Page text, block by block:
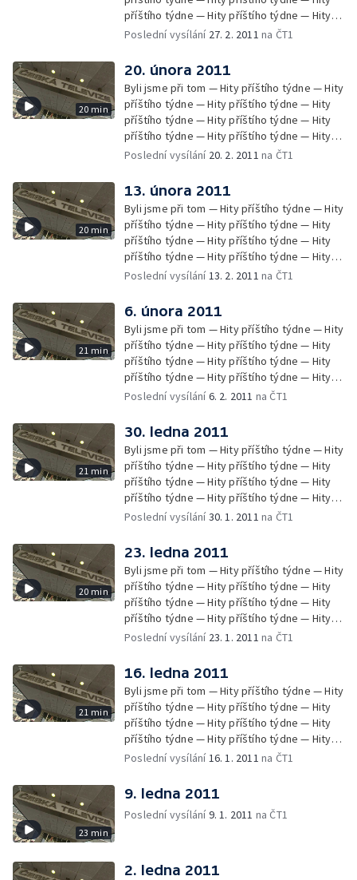
příštího týdne — Hity příštího týdne — Hity
příštího týdne — Hity příštího týdne
Poslední vysílání 27. 2. 2011 na ČT1
20 min
20. února 2011
Byli jsme při tom — Hity příštího týdne — Hity
příštího týdne — Hity příštího týdne — Hity
příštího týdne — Hity příštího týdne — Hity
příštího týdne — Hity příštího týdne — Hity
příštího týdne — Hity příštího týdne — Hity
Poslední vysílání 20. 2. 2011 na ČT1
20 min
13. února 2011
Byli jsme při tom — Hity příštího týdne — Hity
příštího týdne — Hity příštího týdne — Hity
příštího týdne — Hity příštího týdne — Hity
příštího týdne — Hity příštího týdne — Hity
příštího týdne — Hity příštího týdne — Hity
příštího týdne — Zprávy Čétéčka
Poslední vysílání13. 2. 2011 na ČT1
21 min
6. února 2011
Byli jsme při tom — Hity příštího týdne — Hity
příštího týdne — Hity příštího týdne — Hity
příštího týdne — Hity příštího týdne — Hity
příštího týdne — Hity příštího týdne — Hity
příštího týdne — Hity příštího týdne — Hity
Zprávy Čétéčka
Poslední vysílání6. 2. 2011 na ČT1
21 min
30. ledna 2011
Byli jsme při tom — Hity příštího týdne — Hity
příštího týdne — Hity příštího týdne — Hity
příštího týdne — Hity příštího týdne — Hity
příštího týdne — Hity příštího týdne — Hity
příštího týdne — Hity příštího týdne — Hity
Zprávy Čétéčka
Poslední vysílání30. 1. 2011 na ČT1
20 min
23. ledna 2011
Byli jsme při tom — Hity příštího týdne — Hity
příštího týdne — Hity příštího týdne — Hity
příštího týdne — Hity příštího týdne — Hity
příštího týdne — Hity příštího týdne — Hity
příštího týdne — Hity příštího týdne — Hity
Poslední vysílání 23. 1. 2011 na ČT1
21 min
16. ledna 2011
Byli jsme při tom — Hity příštího týdne — Hity
příštího týdne — Hity příštího týdne — Hity
příštího týdne — Hity příštího týdne — Hity
příštího týdne — Hity příštího týdne — Hity
příštího týdne — Hity příštího týdne — Hity
Zprávy Čétéčka
Poslední vysílání16. 1. 2011 na ČT1
23 min
9. ledna 2011
Poslední vysílání9. 1. 2011 na ČT1
2. ledna 2011